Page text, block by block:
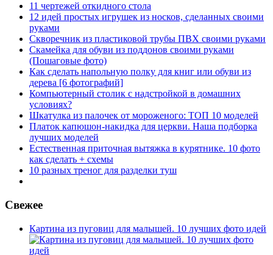
11 чертежей откидного стола
12 идей простых игрушек из носков, сделанных своими
руками
Скворечник из пластиковой трубы ПВХ своими руками
Скамейка для обуви из поддонов своими руками
(Пошаговые фото)
Как сделать напольную полку для книг или обуви из
дерева [6 фотографий]
Компьютерный столик с надстройкой в домашних
условиях?
Шкатулка из палочек от мороженого: ТОП 10 моделей
Платок капюшон-накидка для церкви. Наша подборка
лучших моделей
Естественная приточная вытяжка в курятнике. 10 фото
как сделать + схемы
10 разных треног для разделки туш
Свежее
Картина из пуговиц для малышей. 10 лучших фото идей